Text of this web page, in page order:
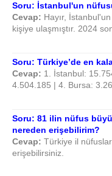
Soru: İstanbul'un
Cevap: Hayır,
kişiye ulaşmıştır. 2024
Soru: Türkiye’de en
Cevap: 1. İstanbul:
4.504.185 | 4. Bursa:
Soru: 81 ilin nüfus
nereden erişebilirim?
Cevap: Türkiye il
erişebilirsiniz.